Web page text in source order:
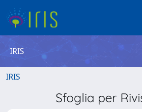
IRIS
IRIS
Sfoglia per